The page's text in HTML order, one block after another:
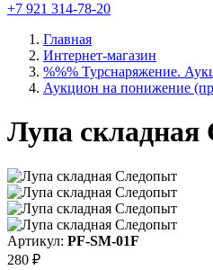
+7 921 314-78-20
Главная
Интернет-магазин
%%% Турснаряжение.
Аукцион на понижение
Лупа складная
Артикул: PF-SM-01F
280 ₽